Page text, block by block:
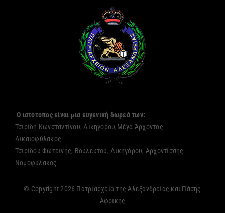
Ο ιστότοπος είναι μια ευγενική δωρεά των:
Τσιρίδη Κωνσταντίνου, Δικηγόρου,Μέγα Άρχοντος
Δικαιοφύλακος
Τσιρίδου Φωτεινής, Βουλευτού, Δικηγόρου, Αρχοντίσσης
Νομοφύλακος
© Copyright 2026 Πατριαρχείο της Αλεξανδρείας και Πάσης
Αφρικής